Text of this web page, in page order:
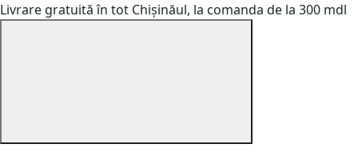
Livrare gratuită în tot Chișinăul, la comanda de la 300 mdl